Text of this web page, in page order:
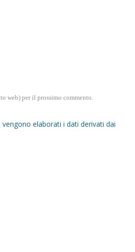
web) per il prossimo commento.
vengono elaborati i dati derivati dai